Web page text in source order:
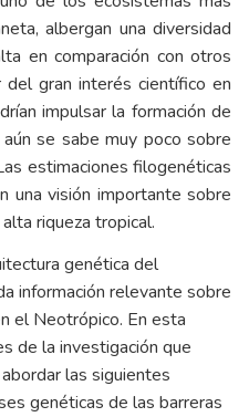
albergan una diversidad
en comparación con otros
gran interés científico en
impulsar la formación de
se sabe muy poco sobre
estimaciones filogenéticas
una visión importante sobre
riqueza tropical.
genética del
información relevante sobre
el Neotrópico. En esta
de la investigación que
las siguientes
genéticas de las barreras